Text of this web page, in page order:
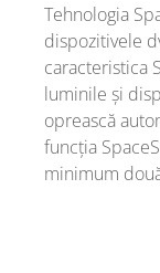
Tehnologia
dispozitivele
caracteristica
luminile și
oprească
funcția
minimum